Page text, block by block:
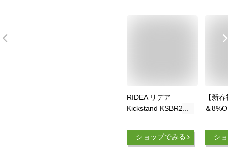
RIDEA リデア
Kickstand KSBR2 ア
ド 軽量 自転車パー
ツ 自転車の九蔵
ショップでみる
【新
＆
スタン
キッ
シ